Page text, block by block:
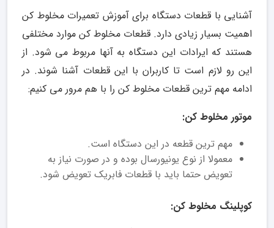
آشنایی با قطعات دستگاه برای آموزش تعمیرات مخلوط کن
اهمیت بسیار زیادی دارد. قطعات مخلوط کن موارد مختلفی
هستند که ایرادات این دستگاه به آنها مربوط می شود. از
این رو لازم است تا کاربران با این قطعات آشنا شوند. در
ادامه مهم ترین قطعات مخلوط کن را با هم مرور می کنیم:
موتور مخلوط کن:
مهم ترین قطعه در این دستگاه است.
معمولا از نوع یونیورسال بوده و در صورت نیاز به
تعویض حتما باید با قطعات فابریک تعویض شود.
کوپلینگ مخلوط کن: